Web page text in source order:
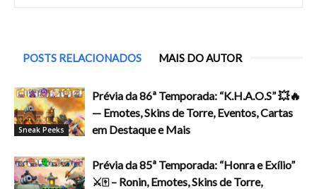
POSTS RELACIONADOS MAIS DO AUTOR
Sneak Peeks
Prévia da 86ª Temporada: “K.H.A.O.S” 💥🔥
— Emotes, Skins de Torre, Eventos, Cartas
em Destaque e Mais
Prévia da 85ª Temporada: “Honra e Exílio”
⚔️🀄 – Ronin, Emotes, Skins de Torre,